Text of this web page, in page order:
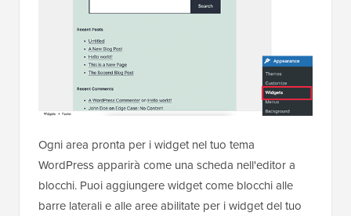
Ogni area pronta per i widget nel tuo tema
WordPress apparirà come una scheda nell'editor a
blocchi. Puoi aggiungere widget come blocchi alle
barre laterali e alle aree abilitate per i widget del tuo